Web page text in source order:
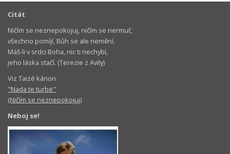
Citát
Ničím se neznepokojuj, ničím se nermuť,
všechno pomíjí, Bůh se ale nemění.
Máš-li v srdci Boha, nic ti nechybí,
jeho láska stačí. (Terezie z Avily)
Viz Taizé kánon
"Nada te turbe"
(Ničím se neznepokojuj)
Neboj se!